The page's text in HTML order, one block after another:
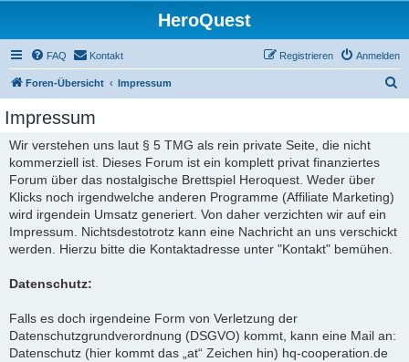
HeroQuest
FAQ Kontakt Anmelden
Registrieren
Foren-Übersicht Impressum
Impressum
Wir verstehen uns laut § 5 TMG als rein private Seite, die nicht
kommerziell ist. Dieses Forum ist ein komplett privat finanziertes
Forum über das nostalgische Brettspiel Heroquest. Weder über
Klicks noch irgendwelche anderen Programme (Affiliate Marketing)
wird irgendein Umsatz generiert. Von daher verzichten wir auf ein
Impressum. Nichtsdestotrotz kann eine Nachricht an uns verschickt
werden. Hierzu bitte die Kontaktadresse unter "Kontakt" bemühen.
Datenschutz:
Falls es doch irgendeine Form von Verletzung der
Datenschutzgrundverordnung (DSGVO) kommt, kann eine Mail an:
Datenschutz (hier kommt das „at“ Zeichen hin) hq-cooperation.de